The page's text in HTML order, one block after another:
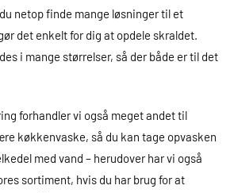
netop finde mange løsninger til et
det enkelt for dig at opdele skraldet.
i mange størrelser, så der både er til det
forhandler vi også meget andet til
køkkenvaske, så du kan tage opvasken
med vand – herudover har vi også
sortiment, hvis du har brug for at